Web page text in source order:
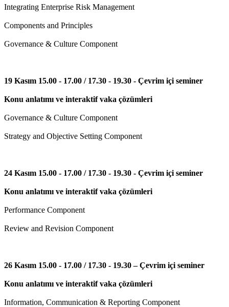
Integrating Enterprise Risk Management
Components and Principles
Governance & Culture Component
19 Kasım 15.00 - 17.00 / 17.30 - 19.30 - Çevrim içi seminer
Konu anlatımı ve interaktif vaka çözümleri
Governance & Culture Component
Strategy and Objective Setting Component
24 Kasım 15.00 - 17.00 / 17.30 - 19.30 - Çevrim içi seminer
Konu anlatımı ve interaktif vaka çözümleri
Performance Component
Review and Revision Component
26 Kasım 15.00 - 17.00 / 17.30 - 19.30 – Çevrim içi seminer
Konu anlatımı ve interaktif vaka çözümleri
Information, Communication & Reporting Component